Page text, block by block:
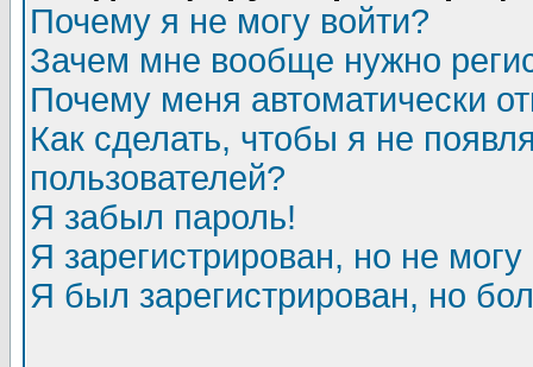
Почему я не могу войти?
Зачем мне вообще нужно
Почему меня автоматически
Как сделать, чтобы я не
пользователей?
Я забыл пароль!
Я зарегистрирован, но не могу
Я был зарегистрирован, но